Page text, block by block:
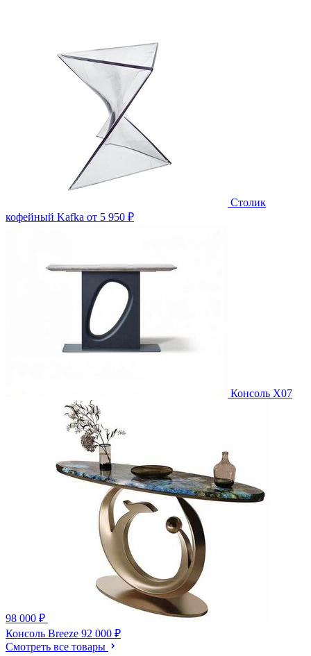
Столик
кофейный Kafka от 5 950 ₽
Консоль X07
98 000 ₽
Консоль Breeze 92 000 ₽
Смотреть все товары